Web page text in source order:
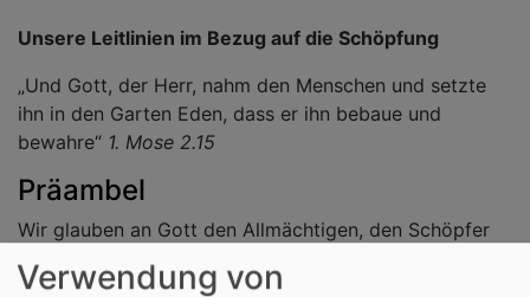
Unsere Leitlinien im Bezug auf die Schöpfung
„Und Gott, der Herr, nahm den Menschen und setzte
ihn in den Garten Eden, dass er ihn bebaue und
bewahre“ 1. Mose 2.15
Präambel
Wir glauben an Gott den Allmächtigen, den Schöpfer
des Himmels und der Erde. Auf dieser Erde sollen wir
leben und sie uns zu diesem Zweck nutzbar machen.
Verwendung von